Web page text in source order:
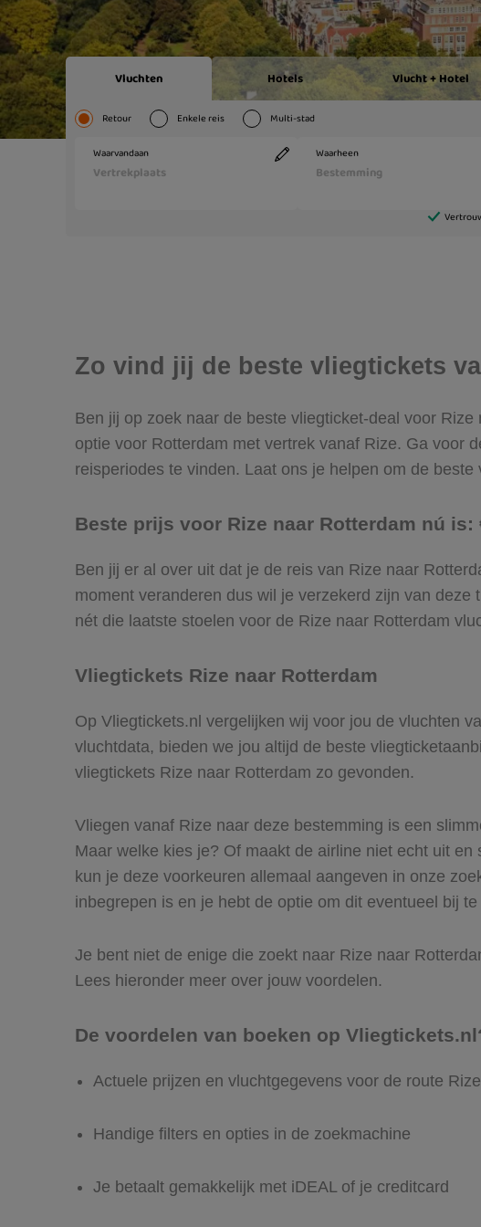
Zo vind jij de beste vliegtickets
Ben jij op zoek naar de beste vliegticket-deal voor
optie voor Rotterdam met vertrek vanaf Rize. Ga voor
reisperiodes te vinden. Laat ons je helpen om de beste
Beste prijs voor Rize naar Rotterdam nú is:
Ben jij er al over uit dat je de reis van Rize naar
moment veranderen dus wil je verzekerd zijn van
nét die laatste stoelen voor de Rize naar Rotterdam
Vliegtickets Rize naar Rotterdam
Op Vliegtickets.nl vergelijken wij voor jou de vluchten
vluchtdata, bieden we jou altijd de beste
vliegtickets Rize naar Rotterdam zo gevonden.
Vliegen vanaf Rize naar deze bestemming is een
Maar welke kies je? Of maakt de airline niet echt uit
kun je deze voorkeuren allemaal aangeven in onze
inbegrepen is en je hebt de optie om dit eventueel bij te
Je bent niet de enige die zoekt naar Rize naar
Lees hieronder meer over jouw voordelen.
De voordelen van boeken op
Actuele prijzen en vluchtgegevens voor de route
Handige filters en opties in de zoekmachine
Je betaalt gemakkelijk met iDEAL of je creditcard